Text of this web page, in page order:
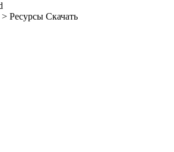
> Ресурсы Скачать